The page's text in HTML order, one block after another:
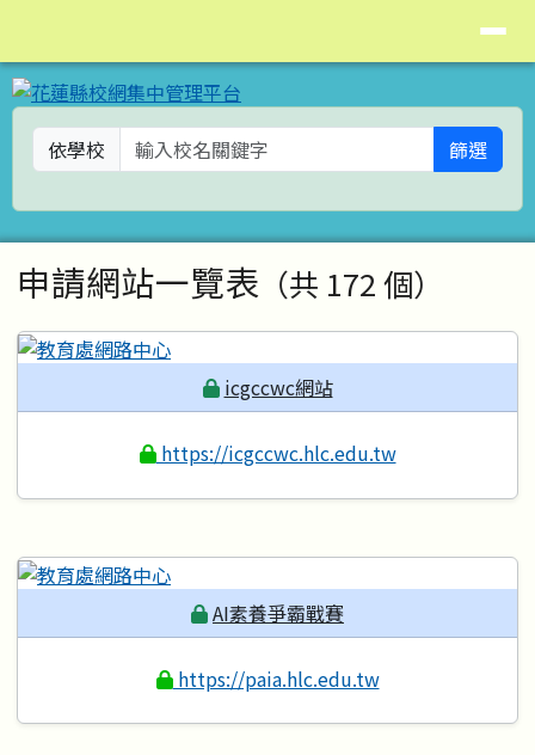
依學校 篩選
主內容區域
申請網站一覽表 （共 172 個）
icgccwc網站
https://icgccwc.hlc.edu.tw
AI素養爭霸戰賽
https://paia.hlc.edu.tw
頁尾區域